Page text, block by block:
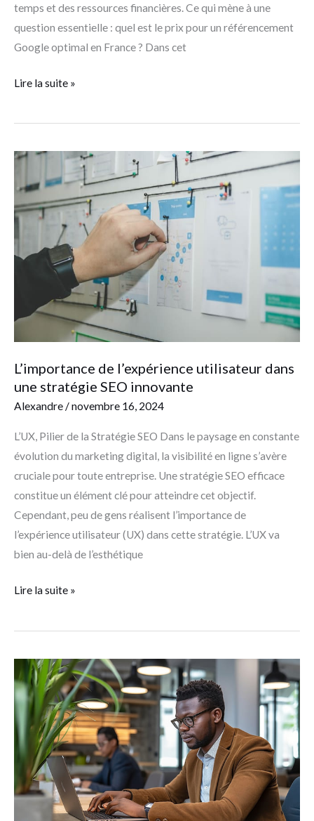
temps et des ressources financières. Ce qui mène à une
question essentielle : quel est le prix pour un référencement
Google optimal en France ? Dans cet
Lire la suite »
L’importance de l’expérience utilisateur dans
une stratégie SEO innovante
Alexandre /novembre 16, 2024
L’UX, Pilier de la Stratégie SEO Dans le paysage en constante
évolution du marketing digital, la visibilité en ligne s’avère
cruciale pour toute entreprise. Une stratégie SEO efficace
constitue un élément clé pour atteindre cet objectif.
Cependant, peu de gens réalisent l’importance de
l’expérience utilisateur (UX) dans cette stratégie. L’UX va
bien au-delà de l’esthétique
L’importance
l’expérience
utilisateur
dans
une
stratégie
innovante
Lire la suite »
Meilleure
agence
SEO
en
France
Les